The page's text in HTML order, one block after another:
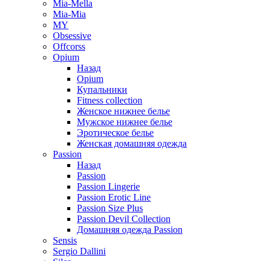
Mia-Mella
Mia-Mia
MY
Obsessive
Offcorss
Opium
Назад
Opium
Купальники
Fitness collection
Женское нижнее белье
Мужское нижнее белье
Эротическое белье
Женская домашняя одежда
Passion
Назад
Passion
Passion Lingerie
Passion Erotic Line
Passion Size Plus
Passion Devil Collection
Домашняя одежда Passion
Sensis
Sergio Dallini